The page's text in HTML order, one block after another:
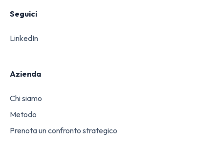
Seguici
LinkedIn
Azienda
Chi siamo
Metodo
Prenota un confronto strategico